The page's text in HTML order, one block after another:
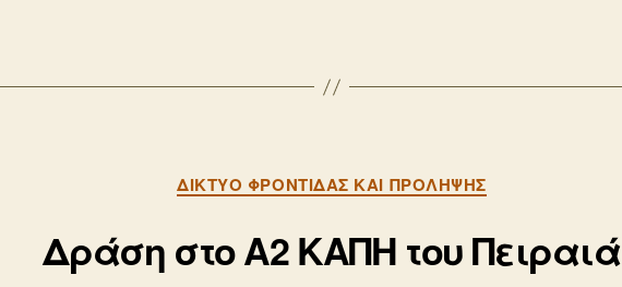
Κατηγορίες
ΔΊΚΤΥΟ ΦΡΟΝΤΊΔΑΣ ΚΑΙ ΠΡΌΛΗΨΗΣ
Δράση στο Α2 ΚΑΠΗ του Πειραιά